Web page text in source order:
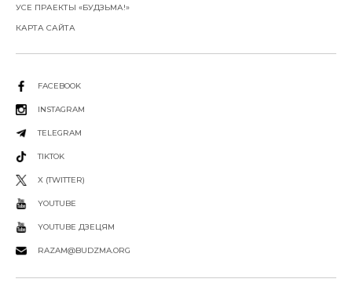
УСЕ ПРАЕКТЫ «БУДЗЬМА!»
КАРТА САЙТА
FACEBOOK
INSTAGRAM
TELEGRAM
TIKTOK
X (TWITTER)
YOUTUBE
YOUTUBE ДЗЕЦЯМ
RAZAM@BUDZMA.ORG